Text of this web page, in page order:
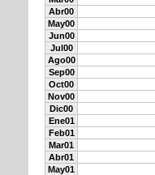
Abr00
May00
Jun00
Jul00
Ago00
Sep00
Oct00
Nov00
Dic00
Ene01
Feb01
Mar01
Abr01
May01